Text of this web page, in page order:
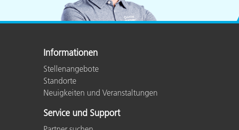
Informationen
Stellenangebote
Standorte
Neuigkeiten und Veranstaltungen
Service und Support